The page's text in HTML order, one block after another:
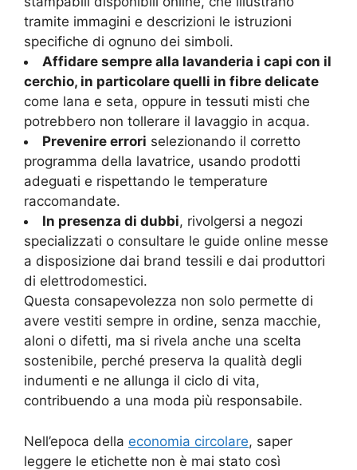
tramite immagini e descrizioni le istruzioni
specifiche di ognuno dei simboli.
Affidare sempre alla lavanderia i capi con il
cerchio, in particolare quelli in fibre delicate
come lana e seta, oppure in tessuti misti che
potrebbero non tollerare il lavaggio in acqua.
Prevenire errori selezionando il corretto
programma della lavatrice, usando prodotti
adeguati e rispettando le temperature
raccomandate.
In presenza di dubbi, rivolgersi a negozi
specializzati o consultare le guide online messe
a disposizione dai brand tessili e dai produttori
di elettrodomestici.
Questa consapevolezza non solo permette di
avere vestiti sempre in ordine, senza macchie,
aloni o difetti, ma si rivela anche una scelta
sostenibile, perché preserva la qualità degli
indumenti e ne allunga il ciclo di vita,
contribuendo a una moda più responsabile.
Nell’epoca della economia circolare, saper
leggere le etichette non è mai stato così